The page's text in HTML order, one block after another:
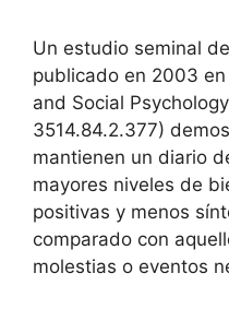
Un estudio seminal
publicado en 2003
and Social
3514.84.2.377)
mantienen un diario
mayores niveles de
positivas y menos
comparado con
molestias o eventos